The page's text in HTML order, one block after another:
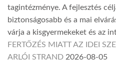
tagintézménye. A fejlesztés
biztonságosabb és a mai
várja a kisgyermekeket és az
FERTŐZÉS MIATT AZ IDEI
ARLÓI STRAND 2026-08-05